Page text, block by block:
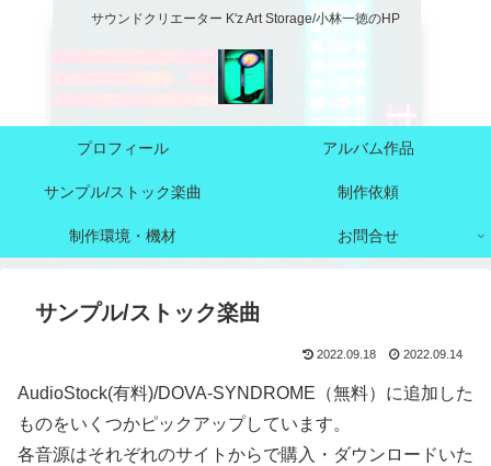
サウンドクリエーター K'z Art Storage/小林一徳のHP
プロフィール アルバム作品
サンプル/ストック楽曲 制作依頼
制作環境・機材 お問合せ
サンプル/ストック楽曲
2022.09.18 2022.09.14
AudioStock(有料)/DOVA-SYNDROME（無料）に追加した
ものをいくつかピックアップしています。
各音源はそれぞれのサイトからで購入・ダウンロードいた